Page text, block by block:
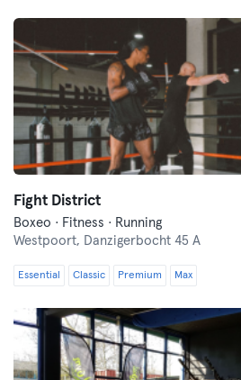
Fight District
Boxeo · Fitness · Running
Westpoort, Danzigerbocht 45 A
Essential Classic Premium Max